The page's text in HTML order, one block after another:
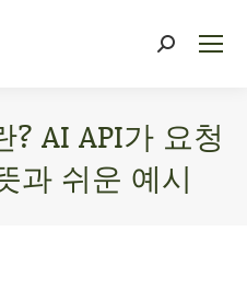
? AI API가 요청
과 쉬운 예시